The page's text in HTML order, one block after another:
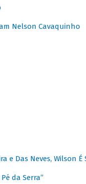
Nelson Cavaquinho
e Das Neves, Wilson É
da Serra”